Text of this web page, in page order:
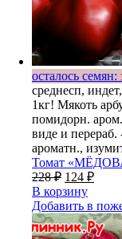
осталось семян:
среднесп,
1кг! Мякоть
помидорн.
виде и перераб.
ароматн.,
Томат
228₽ 124 ₽
В корзину
Добавить в